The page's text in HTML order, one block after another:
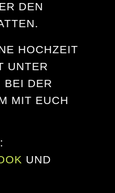
DEN
HOCHZEIT
UNTER
BEI DER
MIT EUCH
UND